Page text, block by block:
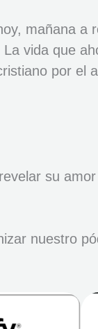
mañana a
vida que
por el
su
nuestro